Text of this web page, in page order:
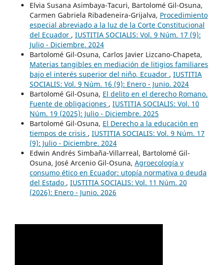
Elvia Susana Asimbaya-Tacuri, Bartolomé Gil-Osuna,
Carmen Gabriela Ribadeneira-Grijalva, Procedimiento
especial abreviado a la luz de la Corte Constitucional
del Ecuador , IUSTITIA SOCIALIS: Vol. 9 Núm. 17 (9):
Julio - Diciembre. 2024
Bartolomé Gil-Osuna, Carlos Javier Lizcano-Chapeta,
Materias tangibles en mediación de litigios familiares
bajo el interés superior del niño, Ecuador , IUSTITIA
SOCIALIS: Vol. 9 Núm. 16 (9): Enero - Junio. 2024
Bartolomé Gil-Osuna, El delito en el derecho Romano.
Fuente de obligaciones , IUSTITIA SOCIALIS: Vol. 10
Núm. 19 (2025): Julio - Diciembre. 2025
Bartolomé Gil-Osuna, El Derecho a la educación en
tiempos de crisis , IUSTITIA SOCIALIS: Vol. 9 Núm. 17
(9): Julio - Diciembre. 2024
Edwin Andrés Simbaña-Villarreal, Bartolomé Gil-
Osuna, José Arcenio Gil-Osuna, Agroecología y
consumo ético en Ecuador: utopía normativa o deuda
del Estado , IUSTITIA SOCIALIS: Vol. 11 Núm. 20
(2026): Enero - Junio. 2026